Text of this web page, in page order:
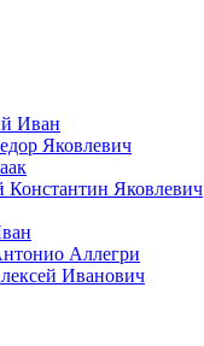
Иван
Яковлевич
Яковлевич
Аллегри
Иванович